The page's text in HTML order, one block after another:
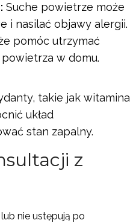
Suche powietrze może
i nasilać objawy alergii.
pomóc utrzymać
w domu.
takie jak witamina
układ
stan zapalny.
z
nie ustępują po